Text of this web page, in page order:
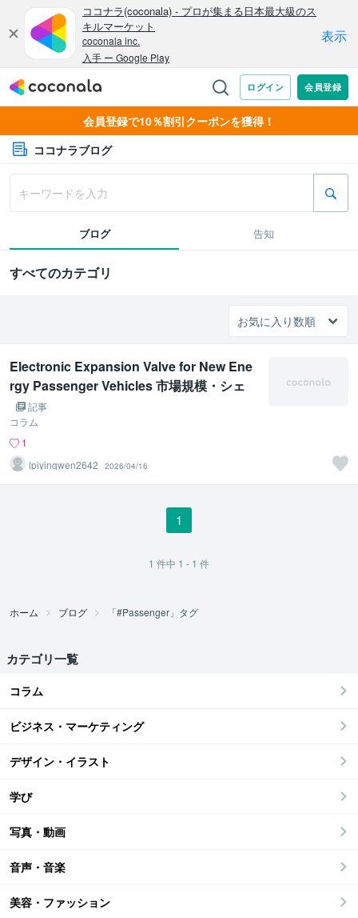
会員登録で10％割引クーポンを獲得！
ココナラブログ
ブログ 告知
すべてのカテゴリ
Electronic Expansion Valve for New Ene
rgy Passenger Vehicles 市場規模・シェ
ア・調査報告書 2026年
記事
コラム
1
lpiyingwen2642
2026/04/16
1
1 件中 1 - 1 件
ホーム ブログ 「#Passenger」タグ
カテゴリ一覧
コラム
ビジネス・マーケティング
デザイン・イラスト
学び
写真・動画
音声・音楽
美容・ファッション